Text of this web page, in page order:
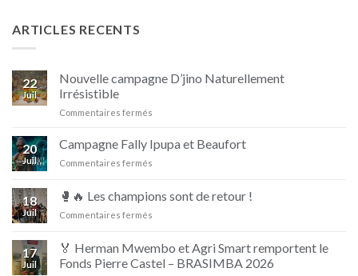
ARTICLES RECENTS
22
Juil
Nouvelle campagne D’jino Naturellement
Irrésistible
Commentaires fermés
campagne
D’jino
20
Juil
Campagne Fally Ipupa et Beaufort
Commentaires fermés
Ipupa
18
Juil
🥊🔥 Les champions sont de retour !
Commentaires fermés
Les
champions
17
Juil
🏅 Herman Mwembo et Agri Smart remportent le
Fonds Pierre Castel – BRASIMBA 2026